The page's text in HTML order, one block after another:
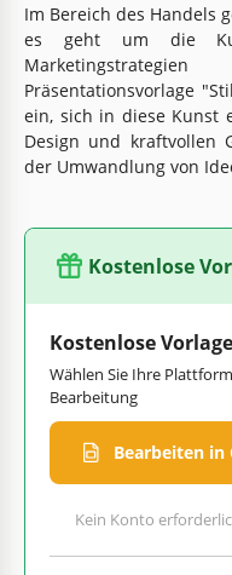
Im Bereich des Handels
es geht um die
Präsentationsvorlage
ein, sich in diese Kunst
Design und kraftvollen
der Umwandlung von
Kostenlose
Kostenlose
Wählen Sie Ihre
Bearbeitung
Bearbeiten in
Kein Konto